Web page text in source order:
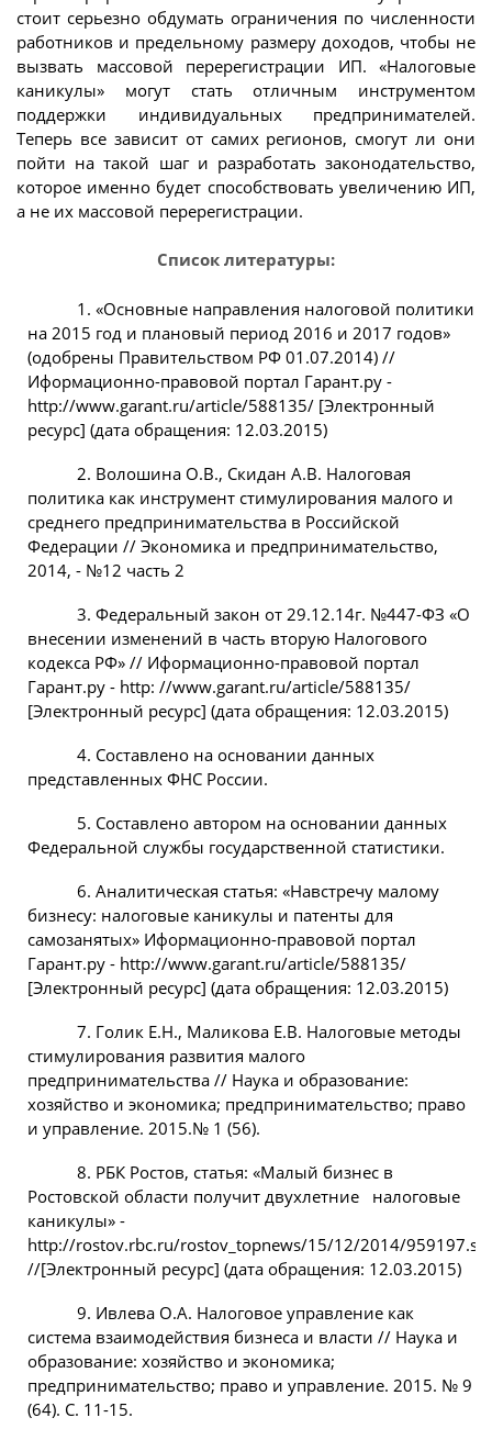
стоит серьезно обдумать ограничения по численности
работников и предельному размеру доходов, чтобы не
вызвать массовой перерегистрации ИП. «Налоговые
каникулы» могут стать отличным инструментом
поддержки индивидуальных предпринимателей.
Теперь все зависит от самих регионов, смогут ли они
пойти на такой шаг и разработать законодательство,
которое именно будет способствовать увеличению ИП,
а не их массовой перерегистрации.
Список литературы:
1. «Основные направления налоговой политики
на 2015 год и плановый период 2016 и 2017 годов»
(одобрены Правительством РФ 01.07.2014) //
Иформационно-правовой портал Гарант.ру -
http://www.garant.ru/article/588135/ [Электронный
ресурс] (дата обращения: 12.03.2015)
2. Волошина О.В., Скидан А.В. Налоговая
политика как инструмент стимулирования малого и
среднего предпринимательства в Российской
Федерации // Экономика и предпринимательство,
2014, - №12 часть 2
3. Федеральный закон от 29.12.14г. №447-ФЗ «О
внесении изменений в часть вторую Налогового
кодекса РФ» // Иформационно-правовой портал
Гарант.ру - http: //www.garant.ru/article/588135/
[Электронный ресурс] (дата обращения: 12.03.2015)
4. Составлено на основании данных
представленных ФНС России.
5. Составлено автором на основании данных
Федеральной службы государственной статистики.
6. Аналитическая статья: «Навстречу малому
бизнесу: налоговые каникулы и патенты для
самозанятых» Иформационно-правовой портал
Гарант.ру - http://www.garant.ru/article/588135/
[Электронный ресурс] (дата обращения: 12.03.2015)
7. Голик Е.Н., Маликова Е.В. Налоговые методы
стимулирования развития малого
предпринимательства // Наука и образование:
хозяйство и экономика; предпринимательство; право
и управление. 2015.№ 1 (56).
8. РБК Ростов, статья: «Малый бизнес в
Ростовской области получит двухлетние налоговые
каникулы» -
http://rostov.rbc.ru/rostov_topnews/15/12/2014/
//[Электронный ресурс] (дата обращения: 12.03.2015)
9. Ивлева О.А. Налоговое управление как
система взаимодействия бизнеса и власти // Наука и
образование: хозяйство и экономика;
предпринимательство; право и управление. 2015. № 9
(64). С. 11-15.